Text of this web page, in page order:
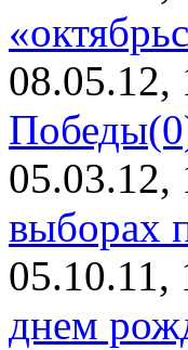
08.05.12,
Победы
05.03.12,
выборах
05.10.11,
днем